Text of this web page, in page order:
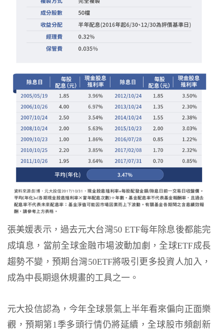
張美媛表示，過去元大台灣50 ETF每年除息後都能完
成填息，當前全球金融市場波動加劇，全球ETF成長
趨勢不變，預期台灣50ETF將吸引更多投資人加入，
成為中長期退休規畫的工具之一。
元大投信認為，今年全球景氣上半年看來偏向正面樂
觀，預期第1 季多頭行情仍將延續，全球股市頻創新